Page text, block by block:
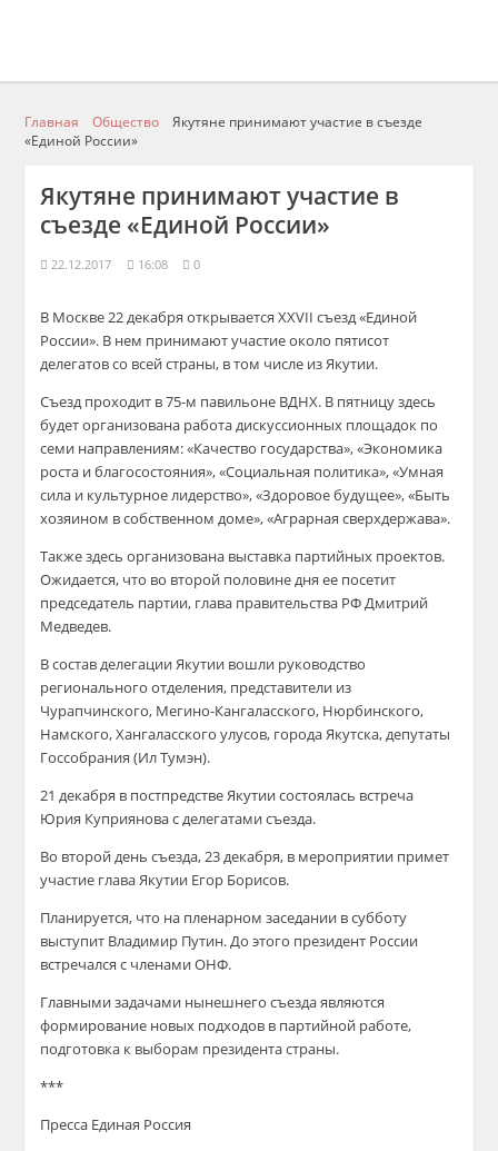
Главная Общество
Якутяне принимают участие в съезде
«Единой России»
Якутяне принимают участие в
съезде «Единой России»
22.12.2017 16:08 0
В Москве 22 декабря открывается XXVII съезд «Единой
России». В нем принимают участие около пятисот
делегатов со всей страны, в том числе из Якутии.
Съезд проходит в 75-м павильоне ВДНХ. В пятницу здесь
будет организована работа дискуссионных площадок по
семи направлениям: «Качество государства», «Экономика
роста и благосостояния», «Социальная политика», «Умная
сила и культурное лидерство», «Здоровое будущее», «Быть
хозяином в собственном доме», «Аграрная сверхдержава».
Также здесь организована выставка партийных проектов.
Ожидается, что во второй половине дня ее посетит
председатель партии, глава правительства РФ Дмитрий
Медведев.
В состав делегации Якутии вошли руководство
регионального отделения, представители из
Чурапчинского, Мегино-Кангаласского, Нюрбинского,
Намского, Хангаласского улусов, города Якутска, депутаты
Госсобрания (Ил Тумэн).
21 декабря в постпредстве Якутии состоялась встреча
Юрия Куприянова с делегатами съезда.
Во второй день съезда, 23 декабря, в мероприятии примет
участие глава Якутии Егор Борисов.
Планируется, что на пленарном заседании в субботу
выступит Владимир Путин. До этого президент России
встречался с членами ОНФ.
Главными задачами нынешнего съезда являются
формирование новых подходов в партийной работе,
подготовка к выборам президента страны.
***
Пресса Единая Россия